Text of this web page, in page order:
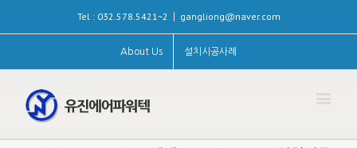
Tel : 032.578.5421~2 gangliong@naver.com
About Us 설치시공사례